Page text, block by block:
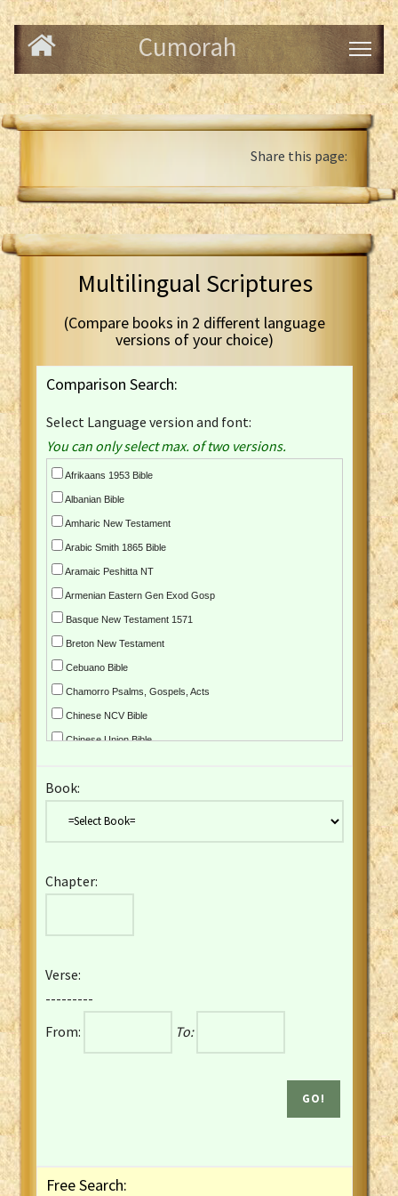
Cumorah
Share this page:
Multilingual Scriptures
(Compare books in 2 different language
versions of your choice)
Comparison Search:
Select Language version and font:
You can only select max. of two versions.
Afrikaans 1953 Bible
Albanian Bible
Amharic New Testament
Arabic Smith 1865 Bible
Aramaic Peshitta NT
Armenian Eastern Gen Exod Gosp
Basque New Testament 1571
Breton New Testament
Cebuano Bible
Chamorro Psalms, Gospels, Acts
Chinese NCV Bible
Chinese Union Bible
Czech Kralicka Bible
English YLT 1898 Bible
French Darby Bible
French Louis Segond Bible
Gaelic (Manx) Selections
Gaelic (Scottish) Mark
Book:
Chapter:
Verse:
---------
From:
To:
Free Search: